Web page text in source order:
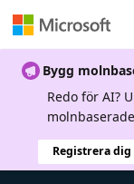
Bygg
Redo för AI?
Registrera dig